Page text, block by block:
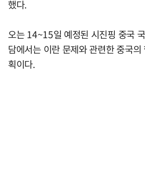
했다.
오는 14~15일 예정된 시진핑 중국
담에서는 이란 문제와 관련한 중국
획이다.